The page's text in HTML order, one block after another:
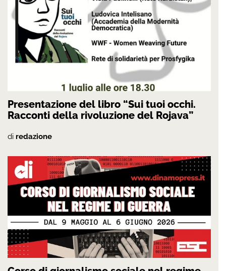
Presentazione del libro “Sui tuoi occhi.
Racconti della rivoluzione del Rojava”
di redazione